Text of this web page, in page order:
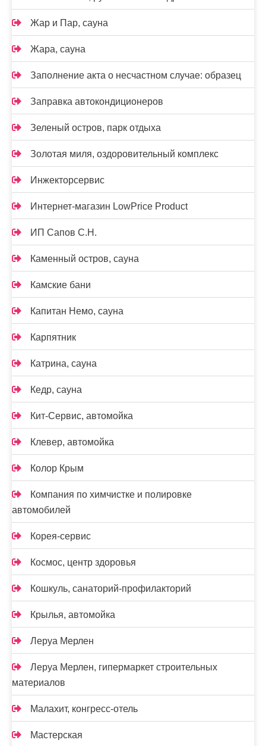
Жар и Пар, сауна
Жара, сауна
Заполнение акта о несчастном случае: образец
Заправка автокондиционеров
Зеленый остров, парк отдыха
Золотая миля, оздоровительный комплекс
Инжекторсервис
Интернет-магазин LowPrice Product
ИП Сапов С.Н.
Каменный остров, сауна
Камские бани
Капитан Немо, сауна
Карпятник
Катрина, сауна
Кедр, сауна
Кит-Сервис, автомойка
Клевер, автомойка
Колор Крым
Компания по химчистке и полировке
автомобилей
Корея-сервис
Космос, центр здоровья
Кошкуль, санаторий-профилакторий
Крылья, автомойка
Леруа Мерлен
Леруа Мерлен, гипермаркет строительных
материалов
Малахит, конгресс-отель
Мастерская